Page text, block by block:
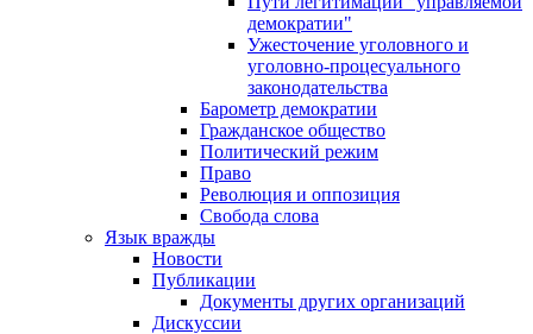
демократии"
Ужесточение уголовного и
уголовно-процесуального
законодательства
Барометр демократии
Гражданское общество
Политический режим
Право
Революция и оппозиция
Свобода слова
Язык вражды
Новости
Публикации
Документы других организаций
Дискуссии